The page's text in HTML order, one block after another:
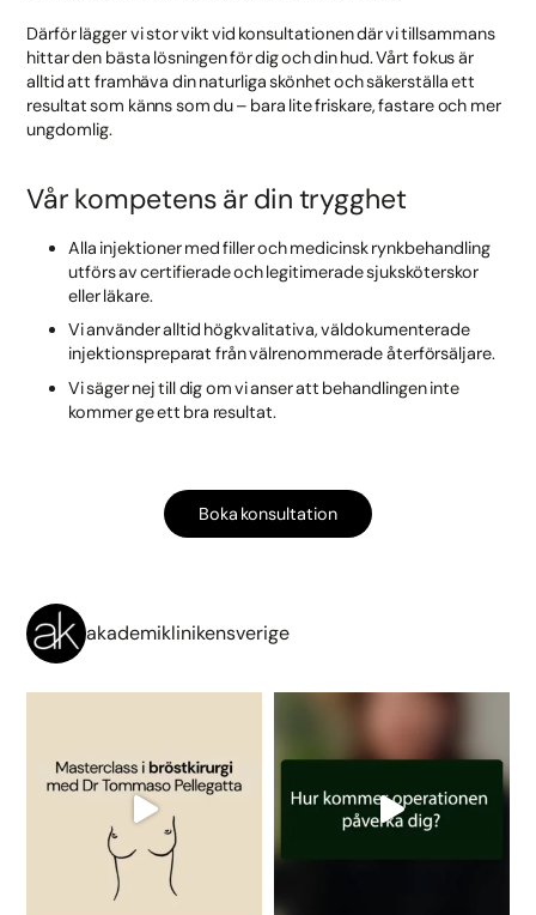
Därför lägger vi stor vikt vid konsultationen där vi tillsammans
hittar den bästa lösningen för dig och din hud. Vårt fokus är
alltid att framhäva din naturliga skönhet och säkerställa ett
resultat som känns som du – bara lite friskare, fastare och mer
ungdomlig.
Vår kompetens är din trygghet
Alla injektioner med filler och medicinsk rynkbehandling
utförs av certifierade och legitimerade sjuksköterskor
eller läkare.
Vi använder alltid högkvalitativa, väldokumenterade
injektionspreparat från välrenommerade återförsäljare.
Vi säger nej till dig om vi anser att behandlingen inte
kommer ge ett bra resultat.
Boka konsultation
akademiklinikensverige